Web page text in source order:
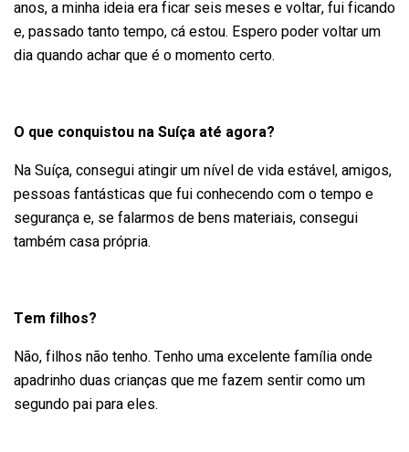
anos, a minha ideia era ficar seis meses e voltar, fui ficando
e, passado tanto tempo, cá estou. Espero poder voltar um
dia quando achar que é o momento certo.
O que conquistou na Suíça até agora?
Na Suíça, consegui atingir um nível de vida estável, amigos,
pessoas fantásticas que fui conhecendo com o tempo e
segurança e, se falarmos de bens materiais, consegui
também casa própria.
Tem filhos?
Não, filhos não tenho. Tenho uma excelente família onde
apadrinho duas crianças que me fazem sentir como um
segundo pai para eles.